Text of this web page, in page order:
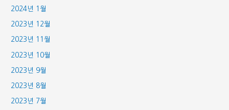
2024년 1월
2023년 12월
2023년 11월
2023년 10월
2023년 9월
2023년 8월
2023년 7월